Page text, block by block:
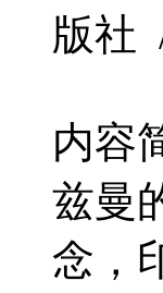
版社
内容
兹曼
念，